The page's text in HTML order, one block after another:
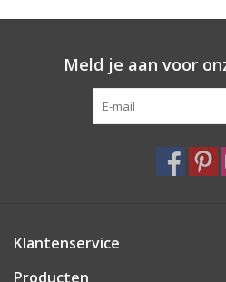
Meld je aan voor
Klantenservice
Producten